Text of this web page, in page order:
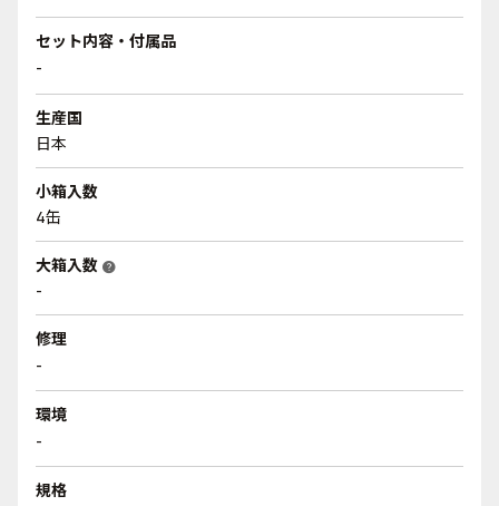
セット内容・付属品
-
生産国
日本
小箱入数
4缶
大箱入数 help
-
修理
-
環境
-
規格